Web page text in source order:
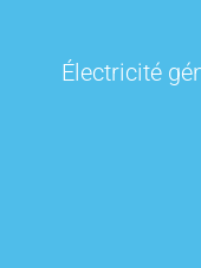
Électricité